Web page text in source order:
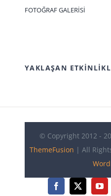
FOTOĞRAF GALERİSİ
YAKLAŞAN
© Copyright 2012 -
ThemeFusion | All